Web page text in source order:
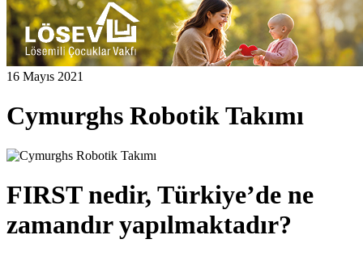
16 Mayıs 2021
Cymurghs Robotik Takımı
FIRST nedir, Türkiye’de ne
zamandır yapılmaktadır?